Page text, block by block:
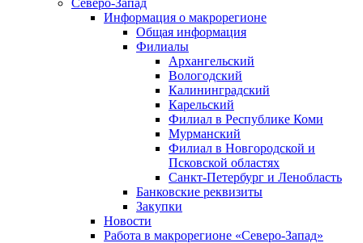
Информация о макрорегионе
Общая информация
Филиалы
Архангельский
Вологодский
Калининградский
Карельский
Филиал в Республике Коми
Мурманский
Филиал в Новгородской и
Псковской областях
Санкт-Петербург и Ленобласть
Банковские реквизиты
Закупки
Новости
Работа в макрорегионе «Северо-Запад»